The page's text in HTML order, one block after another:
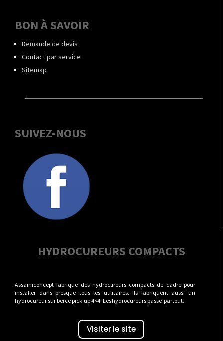
BON À SAVOIR
Demande de devis
Contact par service
Sitemap
SUIVEZ-NOUS
HYDROCUREURS COMPACTS
Assainiconcept fabrique des hydrocureurs compacts de cadre pour
installer dans presque tous les utilitaires. Ils fabriquent aussi un
hydrocureur sur berce pick-up 4×4. Les hydrocureurs passe-partout.
Visiter le site